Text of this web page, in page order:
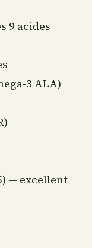
9 acides
3 ALA)
— excellent